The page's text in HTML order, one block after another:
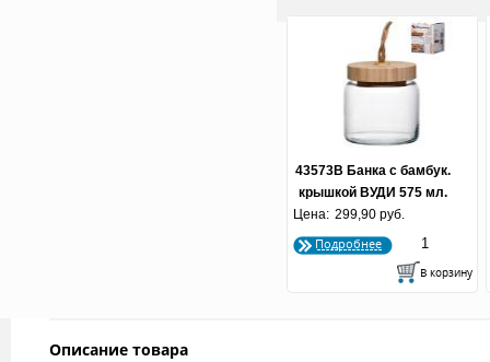
43573В Банка с бамбук.
крышкой ВУДИ 575 мл.
(по 6 шт)
Цена: 299,90 руб.
Подробнее
Описание товара